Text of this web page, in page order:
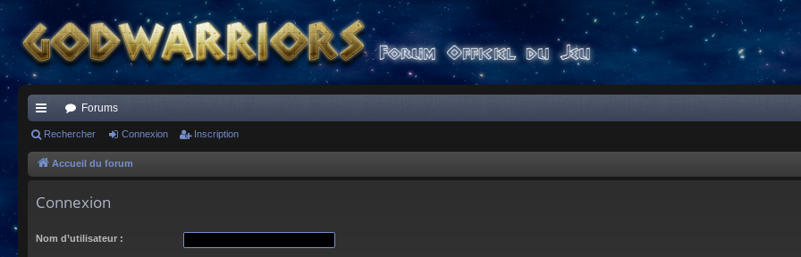
ac
co
s
Forums
Rechercher Connexion Inscription
Accueil du forum
Connexion
Nom d’utilisateur :